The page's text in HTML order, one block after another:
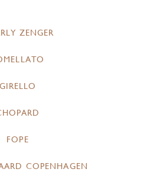
ZENGER
GIRELLO
FOPE
COPENHAGEN